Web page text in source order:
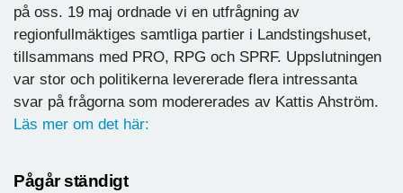
på oss. 19 maj ordnade vi en utfrågning av
regionfullmäktiges samtliga partier i Landstingshuset,
tillsammans med PRO, RPG och SPRF. Uppslutningen
var stor och politikerna levererade flera intressanta
svar på frågorna som modererades av Kattis Ahström.
Läs mer om det här:
Pågår ständigt